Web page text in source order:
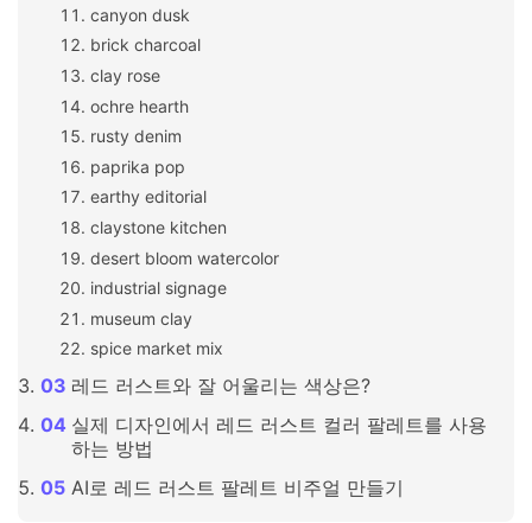
canyon dusk
brick charcoal
clay rose
ochre hearth
rusty denim
paprika pop
earthy editorial
claystone kitchen
desert bloom watercolor
industrial signage
museum clay
spice market mix
레드 러스트와 잘 어울리는 색상은?
실제 디자인에서 레드 러스트 컬러 팔레트를 사용
하는 방법
AI로 레드 러스트 팔레트 비주얼 만들기